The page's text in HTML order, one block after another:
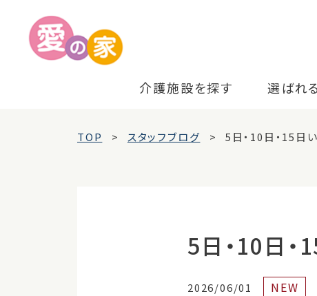
介護施設を探す 選ばれ
TOP スタッフブログ 5日・10日・15日
5日・10日・
2026/06/01 NEW